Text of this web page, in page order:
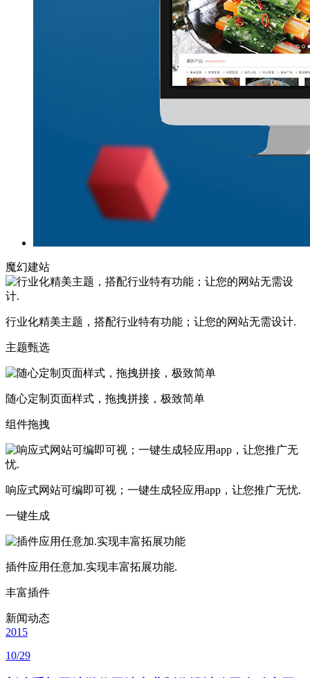
魔幻建站
行业化精美主题，搭配行业特有功能；让您的网站无需设计.
主题甄选
随心定制页面样式，拖拽拼接，极致简单
组件拖拽
响应式网站可编即可视；一键生成轻应用app，让您推广无忧.
一键生成
插件应用任意加.实现丰富拓展功能.
丰富插件
新闻动态
2015
10/29